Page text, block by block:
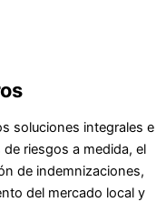
soluciones integrales e
riesgos a medida, el
de indemnizaciones,
del mercado local y